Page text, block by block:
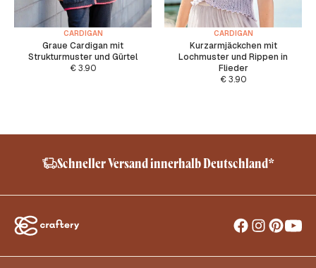
CARDIGAN
Graue Cardigan mit
Strukturmuster und Gürtel
€3.90
CARDIGAN
Kurzarmjäckchen mit
Lochmuster und Rippen in
Flieder
€3.90
Schneller Versand innerhalb Deutschland*